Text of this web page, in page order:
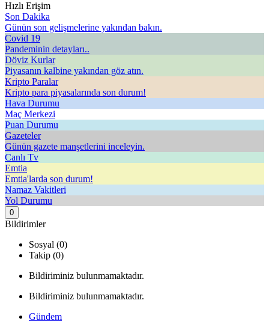
Hızlı Erişim
Son Dakika
Günün son gelişmelerine yakından bakın.
Covid 19
Pandeminin detayları..
Döviz Kurlar
Piyasanın kalbine yakından göz atın.
Kripto Paralar
Kripto para piyasalarında son durum!
Hava Durumu
Maç Merkezi
Puan Durumu
Gazeteler
Günün gazete manşetlerini inceleyin.
Canlı Tv
Emtia
Emtia'larda son durum!
Namaz Vakitleri
Yol Durumu
0
Bildirimler
Sosyal (0)
Takip (0)
Bildiriminiz bulunmamaktadır.
Bildiriminiz bulunmamaktadır.
Gündem